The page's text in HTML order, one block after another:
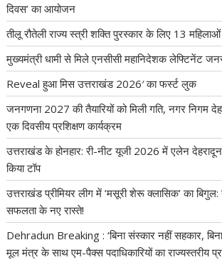
दिवस’ का आयोजन
तीलू रौतेली राज्य स्त्री शक्ति पुरस्कार के लिए 13
मुख्यमंत्री धामी से मिले एनसीसी महानिदेशक लेफ्टिनेंट
Reveal हुआ मिस उत्तराखंड 2026′ का फर्स्ट लुक
जनगणना 2027 की तैयारियों को मिली गति, नगर निगम
एक दिवसीय प्रशिक्षण कार्यक्रम
उत्तराखंड के होनहार: री-नीट यूजी 2026 में एलेन
किया टॉप
उत्तराखंड प्रीमियर लीग में ‘मसूरी शेरू क्लासिक’ का
सफलता के नए रास्ते!
Dehradun Breaking : ‘बिना संस्कार नहीं सहकार,
मूल मंत्र के साथ एम-पैक्स पदाधिकारियों का राज्यस्तरीय